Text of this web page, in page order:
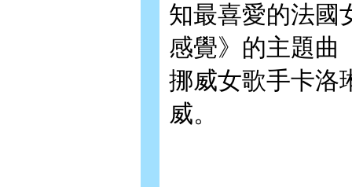
知最喜愛的法國
感覺》的主題曲
挪威女歌手卡洛
威。